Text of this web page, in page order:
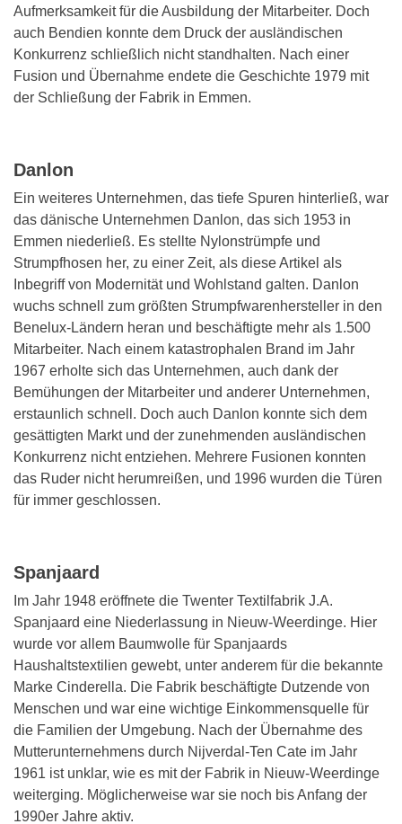
Aufmerksamkeit für die Ausbildung der Mitarbeiter. Doch
auch Bendien konnte dem Druck der ausländischen
Konkurrenz schließlich nicht standhalten. Nach einer
Fusion und Übernahme endete die Geschichte 1979 mit
der Schließung der Fabrik in Emmen.
Danlon
Ein weiteres Unternehmen, das tiefe Spuren hinterließ, war
das dänische Unternehmen Danlon, das sich 1953 in
Emmen niederließ. Es stellte Nylonstrümpfe und
Strumpfhosen her, zu einer Zeit, als diese Artikel als
Inbegriff von Modernität und Wohlstand galten. Danlon
wuchs schnell zum größten Strumpfwarenhersteller in den
Benelux-Ländern heran und beschäftigte mehr als 1.500
Mitarbeiter. Nach einem katastrophalen Brand im Jahr
1967 erholte sich das Unternehmen, auch dank der
Bemühungen der Mitarbeiter und anderer Unternehmen,
erstaunlich schnell. Doch auch Danlon konnte sich dem
gesättigten Markt und der zunehmenden ausländischen
Konkurrenz nicht entziehen. Mehrere Fusionen konnten
das Ruder nicht herumreißen, und 1996 wurden die Türen
für immer geschlossen.
Spanjaard
Im Jahr 1948 eröffnete die Twenter Textilfabrik J.A.
Spanjaard eine Niederlassung in Nieuw-Weerdinge. Hier
wurde vor allem Baumwolle für Spanjaards
Haushaltstextilien gewebt, unter anderem für die bekannte
Marke Cinderella. Die Fabrik beschäftigte Dutzende von
Menschen und war eine wichtige Einkommensquelle für
die Familien der Umgebung. Nach der Übernahme des
Mutterunternehmens durch Nijverdal-Ten Cate im Jahr
1961 ist unklar, wie es mit der Fabrik in Nieuw-Weerdinge
weiterging. Möglicherweise war sie noch bis Anfang der
1990er Jahre aktiv.